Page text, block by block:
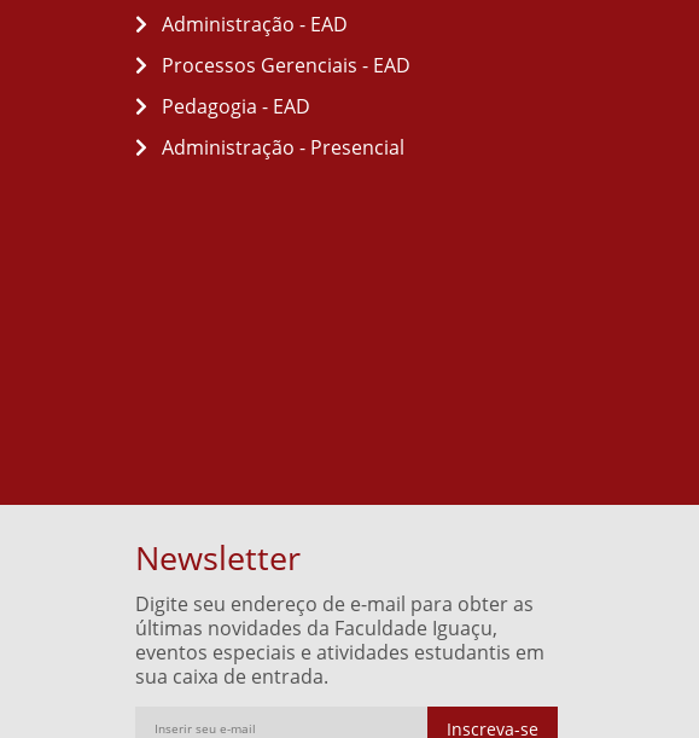
Administração - EAD
Processos Gerenciais - EAD
Pedagogia - EAD
Administração - Presencial
Newsletter
Digite seu endereço de e-mail para obter as
últimas novidades da Faculdade Iguaçu,
eventos especiais e atividades estudantis em
sua caixa de entrada.
Inscreva-se